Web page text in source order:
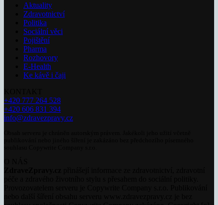
Aktuality
Zdravotnictví
Politika
Sociální věci
Pojištění
Pharma
Rozhovory
E-Health
Ke kávě i čaji
+420 777 264 528
+420 606 831 394
info@zdravezpravy.cz